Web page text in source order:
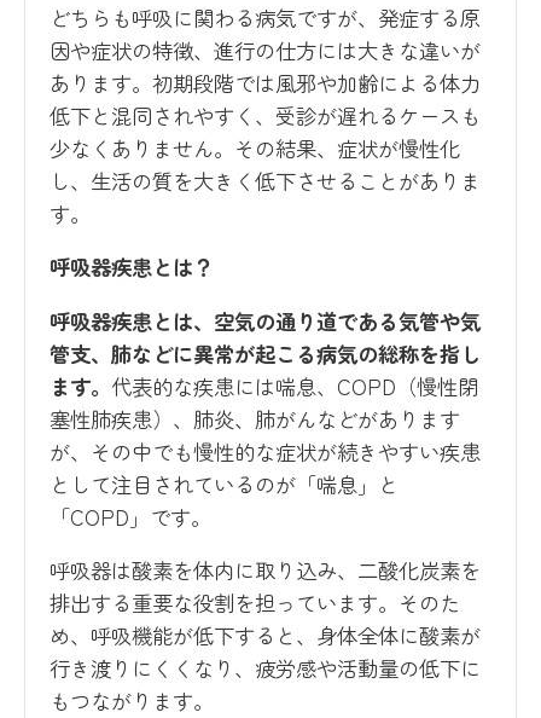
どちらも呼吸に関わる病気ですが、発症する原
因や症状の特徴、進行の仕方には大きな違いが
あります。初期段階では風邪や加齢による体力
低下と混同されやすく、受診が遅れるケースも
少なくありません。その結果、症状が慢性化
し、生活の質を大きく低下させることがありま
す。
呼吸器疾患とは？
呼吸器疾患とは、空気の通り道である気管や気
管支、肺などに異常が起こる病気の総称を指し
ます。 代表的な疾患には喘息、COPD（慢性閉
塞性肺疾患）、肺炎、肺がんなどがあります
が、その中でも慢性的な症状が続きやすい疾患
として注目されているのが「喘息」と
「COPD」です。
呼吸器は酸素を体内に取り込み、二酸化炭素を
排出する重要な役割を担っています。そのた
め、呼吸機能が低下すると、身体全体に酸素が
行き渡りにくくなり、疲労感や活動量の低下に
もつながります。